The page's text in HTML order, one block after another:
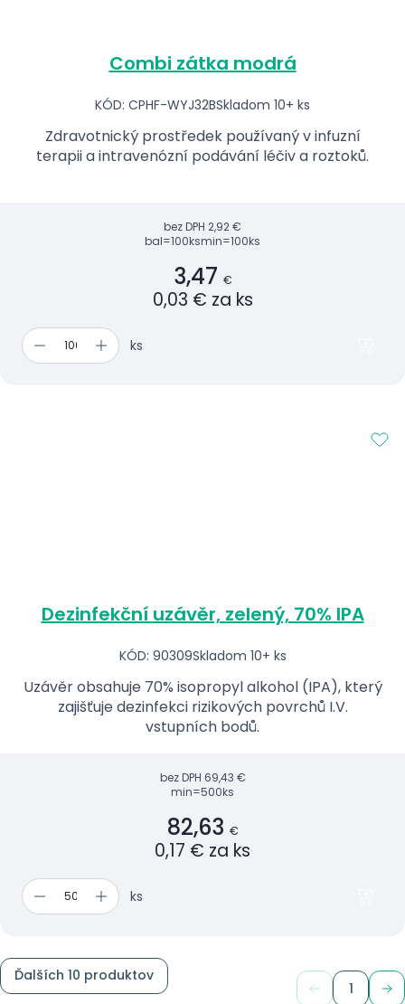
Combi zátka modrá
KÓD: CPHF-WYJ32BSkladom 10+ ks
Zdravotnický prostředek používaný v infuzní
terapii a intravenózní podávání léčiv a roztoků.
bez DPH 2,92 €
bal=100ksmin=100ks
3,47 €
0,03 € za ks
ks
Dezinfekční uzávěr, zelený, 70% IPA
KÓD: 90309Skladom 10+ ks
Uzávěr obsahuje 70% isopropyl alkohol (IPA), který
zajišťuje dezinfekci rizikových povrchů I.V.
vstupních bodů.
bez DPH 69,43 €
min=500ks
82,63 €
0,17 € za ks
ks
Ďalších 10 produktov
1